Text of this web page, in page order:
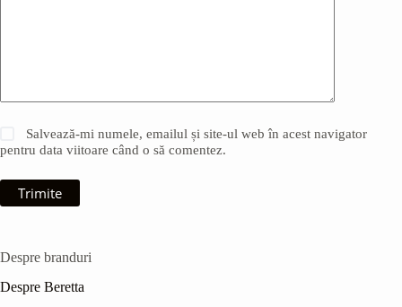
Salvează-mi numele, emailul și site-ul web în acest navigator
pentru data viitoare când o să comentez.
Trimite
Despre branduri
Despre Beretta